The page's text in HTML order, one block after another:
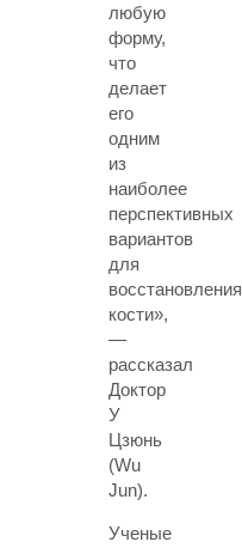
любую
форму,
что
делает
его
одним
из
наиболее
перспективных
вариантов
для
восстановления
кости»,
—
рассказал
Доктор
У
Цзюнь
(Wu
Jun).
Ученые